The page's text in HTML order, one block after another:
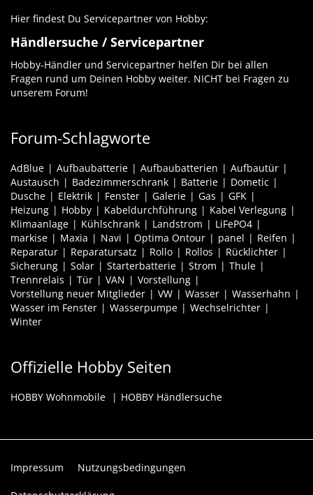
Hier findest Du Servicepartner von Hobby:
Händlersuche / Servicepartner
Hobby-Händler und Servicepartner helfen Dir bei allen
Fragen rund um Deinen Hobby weiter. NICHT bei Fragen zu
unserem Forum!
Forum-Schlagworte
AdBlue Aufbaubatterie Aufbaubatterien
Aufbautür
Austausch
Badezimmerschrank Batterie
Dometic
Dusche
Elektrik Fenster Galerie Gas
GFK
Heizung
Hobby Kabeldurchführung
Kabel Verlegung
Klimaanlage
Kühlschrank Landstrom
LiFePO4
markise
Maxia Navi Optima Ontour panel
Reifen
Reparatur
Reparatursatz Rollo Rollos
Rücklichter
Sicherung
Solar Starterbatterie Strom
Thule
Trennrelais
Tür VAN
Vorstellung
Vorstellung neuer Mitglieder
VW Wasser
Wasserhahn
Wasser im Fenster
Wasserpumpe
Wechselrichter
Winter
Offizielle Hobby Seiten
HOBBY Wohnmobile HOBBY Händlersuche
Impressum Nutzungsbedingungen